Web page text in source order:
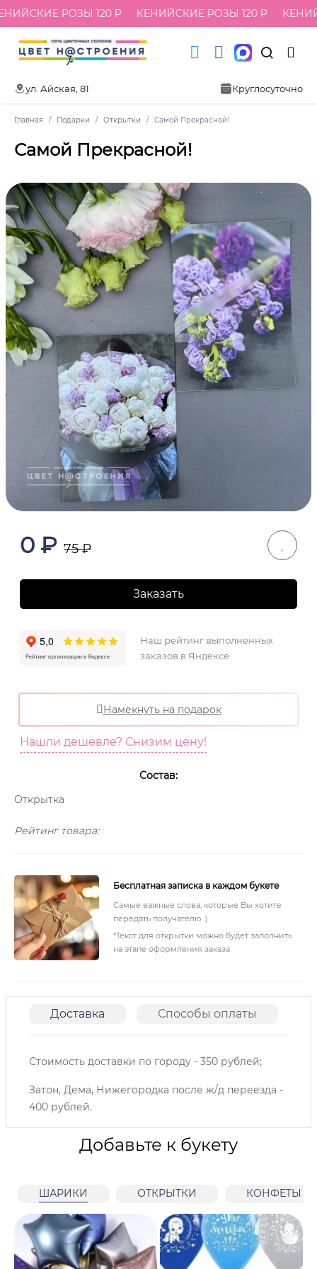
РОЗЫ 120 Р КЕНИЙСКИЕ РОЗЫ 120 Р
ул. Айская, 81 Круглосуточно
Главная Подарки Открытки Самой Прекрасной!
Самой Прекрасной!
0 ₽ 75₽
Заказать
Наш рейтинг выполненных
заказов в Яндексе
Намекнуть на подарок
Нашли дешевле? Снизим цену!
Состав:
Открытка
Рейтинг товара:
Бесплатная записка в каждом букете
Самые важные слова, которые Вы хотите
передать получателю :)
*Текст для открытки можно будет заполнить
на этапе оформления заказа
Доставка Способы оплаты
Стоимость доставки по городу - 350 рублей;
Затон, Дема, Нижегородка после ж/д переезда -
400 рублей.
Добавьте к букету
ШАРИКИ ОТКРЫТКИ КОНФЕТЫ